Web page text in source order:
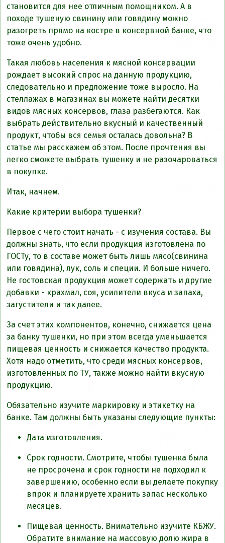
становится для нее отличным помощником. А в
походе тушеную свинину или говядину можно
разогреть прямо на костре в консервной банке, что
тоже очень удобно.
Такая любовь населения к мясной консервации
рождает высокий спрос на данную продукцию,
следовательно и предложение тоже выросло. На
стеллажах в магазинах вы можете найти десятки
видов мясных консервов, глаза разбегаются. Как
выбрать действительно вкусный и качественный
продукт, чтобы вся семья осталась довольна? В
статье мы расскажем об этом. После прочтения вы
легко сможете выбрать тушенку и не разочароваться
в покупке.
Итак, начнем.
Какие критерии выбора тушенки?
Первое с чего стоит начать - с изучения состава. Вы
должны знать, что если продукция изготовлена по
ГОСТу, то в составе может быть лишь мясо(свинина
или говядина), лук, соль и специи. И больше ничего.
Не гостовская продукция может содержать и другие
добавки - крахмал, соя, усилители вкуса и запаха,
загустители и так далее.
За счет этих компонентов, конечно, снижается цена
за банку тушенки, но при этом всегда уменьшается
пищевая ценность и снижается качество продукта.
Хотя надо отметить, что среди мясных консервов,
изготовленных по ТУ, также можно найти вкусную
продукцию.
Обязательно изучите маркировку и этикетку на
банке. Там должны быть указаны следующие пункты:
Дата изготовления.
Срок годности. Смотрите, чтобы тушенка была
не просрочена и срок годности не подходил к
завершению, особенно если вы делаете покупку
впрок и планируете хранить запас несколько
месяцев.
Пищевая ценность. Внимательно изучите КБЖУ.
Обратите внимание на массовую долю жира в